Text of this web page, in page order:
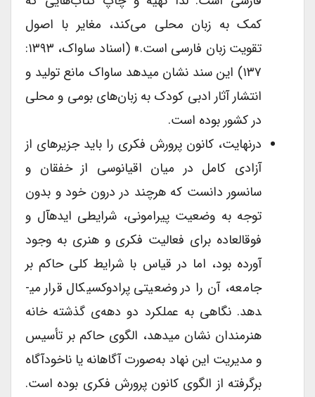
کمک به زبان محلی می‌کند، مغایر با اصول
تقویت زبان فارسی است.» (اسناد ساواک، ۱۳۹۳:
۱۳۷) این سند نشان می­دهد ساواک مانع تولید و
انتشار آثار ادبی کودک به زبان‌های بومی و محلی
در کشور بوده است.
درنهایت، کانون پرورش فکری را باید جزیره­ای از
آزادی کامل در میان اقیانوسی از خفقان و
سانسور دانست که هرچند در درون خود و بدون
توجه به وضعیت پیرامونی، شرایطی ایده­آل و
فوق­العاده برای فعالیت فکری و هنری به وجود
آورده بود، اما در قیاس با شرایط کلی حاکم بر
جامعه، آن را در وضعیتی پرادوکسیکال قرار می­
دهد. نگاهی به عملکرد دو دهه‌ی گذشته خانه
هنرمندان نشان می­دهد، الگوی حاکم بر تأسیس
و مدیریت این نهاد به‌صورت آگاهانه یا ناخودآگاه
برگرفته از الگوی کانون پرورش فکری بوده است.